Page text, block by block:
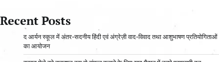
Recent Posts
द आर्यन स्कूल में अंतर-सदनीय हिंदी एवं अंग्रेज़ी वाद-विवाद तथा आशुभाषण प्रतियोगिताओं
का आयोजन